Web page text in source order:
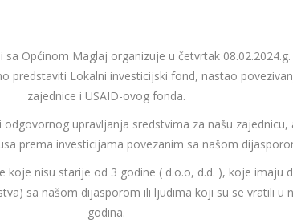
Općinom Maglaj organizuje u četvrtak
predstaviti Lokalni investicijski fond, nastao
zajednice i USAID-ovog fonda.
upravljanja sredstvima za našu
prema investicijama povezanim sa našom
koje nisu starije od 3 godine ( d.o.o, d.d. ), koje imaju
sa našom dijasporom ili ljudima koji su se vratili u
godina.